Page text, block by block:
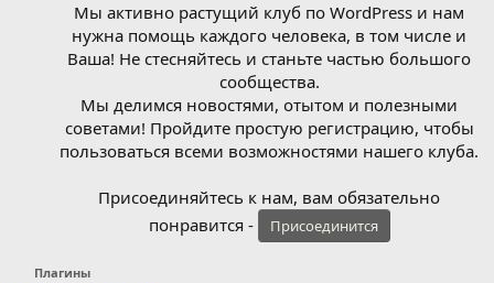
Мы активно растущий клуб по WordPress и нам
нужна помощь каждого человека, в том числе и
Ваша! Не стесняйтесь и станьте частью большого
сообщества.
Мы делимся новостями, отытом и полезными
советами! Пройдите простую регистрацию, чтобы
пользоваться всеми возможностями нашего клуба.
Присоединяйтесь к нам, вам обязательно
понравится -
Присоединится
Плагины